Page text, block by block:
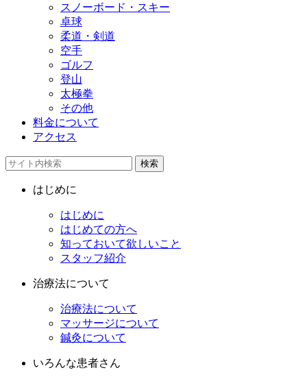
スノーボード・スキー
卓球
柔道・剣道
空手
ゴルフ
登山
太極拳
その他
料金について
アクセス
検索
はじめに
はじめに
はじめての方へ
知っておいて欲しいこと
スタッフ紹介
治療法について
治療法について
マッサージについて
鍼灸について
いろんな患者さん